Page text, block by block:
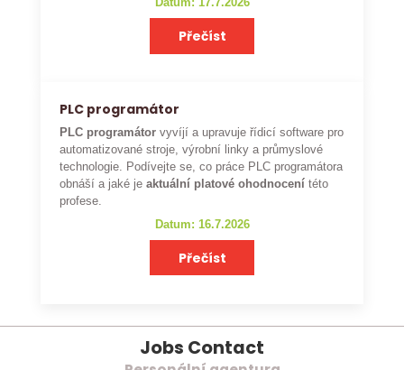
Datum: 17.7.2026
Přečíst
PLC programátor
PLC programátor vyvíjí a upravuje řídicí software pro
automatizované stroje, výrobní linky a průmyslové
technologie. Podívejte se, co práce PLC programátora
obnáší a jaké je aktuální platové ohodnocení této
profese.
Datum: 16.7.2026
Přečíst
Jobs Contact